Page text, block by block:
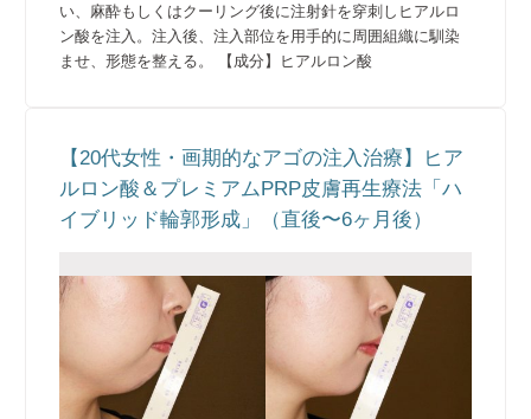
い、麻酔もしくはクーリング後に注射針を穿刺しヒアルロ
ン酸を注入。注入後、注入部位を用手的に周囲組織に馴染
ませ、形態を整える。 【成分】ヒアルロン酸
【20代女性・画期的なアゴの注入治療】ヒア
ルロン酸＆プレミアムPRP皮膚再生療法「ハ
イブリッド輪郭形成」（直後〜6ヶ月後）